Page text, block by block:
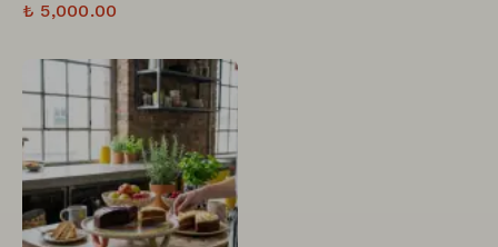
₺ 5,000.00